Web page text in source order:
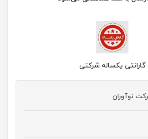
گارانتی یکساله شرکتی
نوآوران